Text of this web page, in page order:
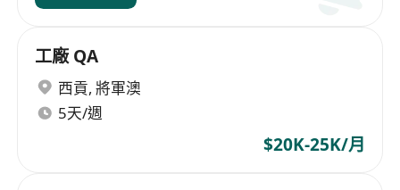
工廠 QA
西貢, 將軍澳
5天/週
$20K-25K/月